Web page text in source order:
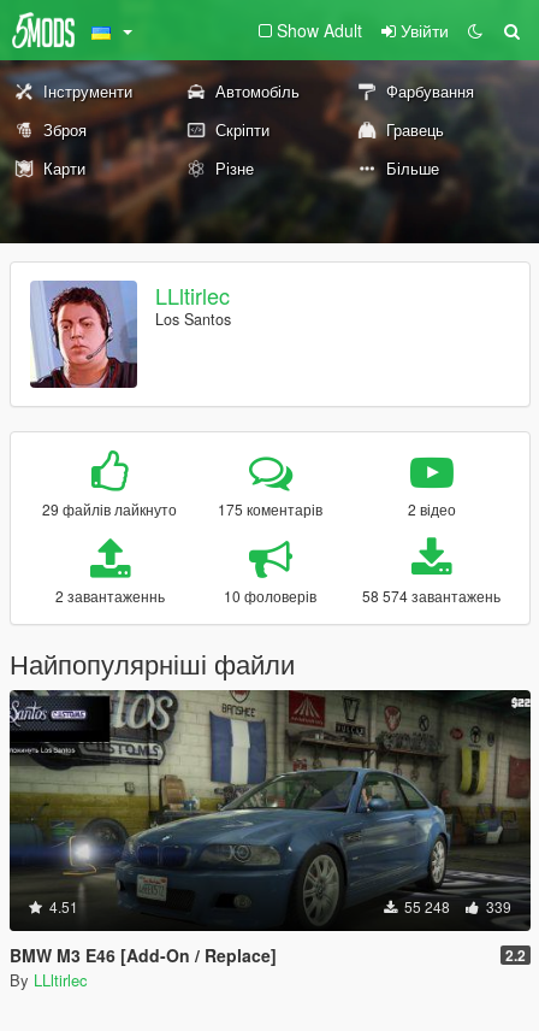
Show Adult Увійти
Інструменти Автомобіль
Фарбування
Зброя
Скріпти
Гравець
Карти
Різне Більше
LLltirlec
Los Santos
29 файлів лайкнуто 175 коментарів 2 відео
2 завантаженнь 10 фоловерів 58 574 завантажень
Найпопулярніші файли
4.51 55 248 339
BMW M3 E46 [Add-On / Replace] 2.2
By LLltirlec